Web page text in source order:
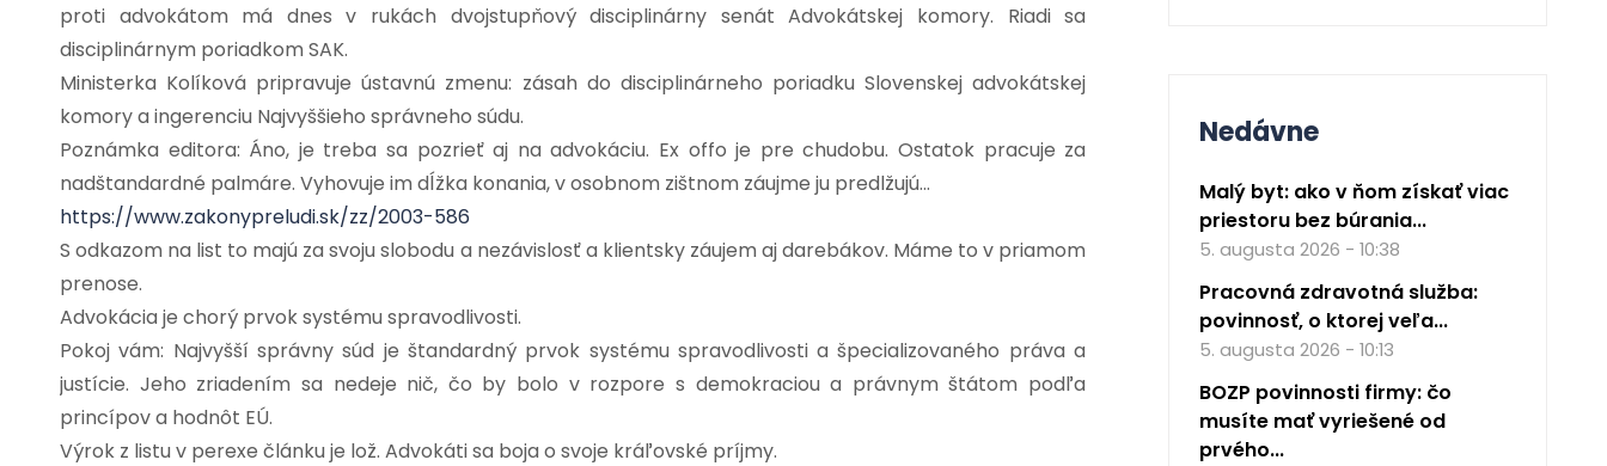
proti advokátom má dnes v rukách dvojstupňový disciplinárny senát Advokátskej komory. Riadi sa
disciplinárnym poriadkom SAK.
Ministerka Kolíková pripravuje ústavnú zmenu: zásah do disciplinárneho poriadku Slovenskej advokátskej
komory a ingerenciu Najvyššieho správneho súdu.
Poznámka editora: Áno, je treba sa pozrieť aj na advokáciu. Ex offo je pre chudobu. Ostatok pracuje za
nadštandardné palmáre. Vyhovuje im dĺžka konania, v osobnom zištnom záujme ju predlžujú…
https://www.zakonypreludi.sk/zz/2003-586
S odkazom na list to majú za svoju slobodu a nezávislosť a klientsky záujem aj darebákov. Máme to v priamom
prenose.
Advokácia je chorý prvok systému spravodlivosti.
Pokoj vám: Najvyšší správny súd je štandardný prvok systému spravodlivosti a špecializovaného práva a
justície. Jeho zriadením sa nedeje nič, čo by bolo v rozpore s demokraciou a právnym štátom podľa
princípov a hodnôt EÚ.
Výrok z listu v perexe článku je lož. Advokáti sa boja o svoje kráľovské príjmy.
Nedávne
Malý byt: ako v ňom získať viac
priestoru bez búrania...
5. augusta 2026 - 10:38
Pracovná zdravotná služba:
povinnosť, o ktorej veľa...
5. augusta 2026 - 10:13
BOZP povinnosti firmy: čo
musíte mať vyriešené od
prvého...